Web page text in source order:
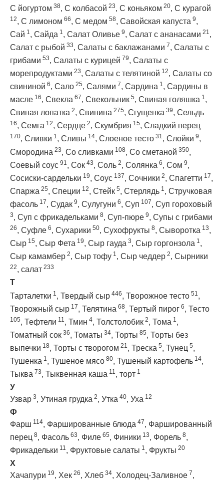
С йогуртом 38, С колбасой 23, С коньяком 20, С курагой
12, С лимоном 66, С медом 58, Савойская капуста 9,
Сай 1, Сайда 1, Салат Оливье 9, Салат с ананасами 21,
Салат с рыбой 33, Салаты с баклажанами 7, Салаты с
грибами 53, Салаты с курицей 79, Салаты с
морепродуктами 23, Салаты с телятиной 12, Салаты со
свининой 6, Сало 25, Салями 7, Сардина 1, Сардины в
масле 16, Свекла 67, Свекольник 5, Свиная голяшка 1,
Свиная лопатка 2, Свинина 275, Сгущенка 39, Сельдь
16, Семга 12, Сердце 2, Скумбрия 15, Сладкий перец
170, Сливки 1, Сливы 14, Слоеное тесто 31, Слойки 9,
Смородина 23, Со сливками 108, Со сметаной 350,
Соевый соус 91, Сок 43, Соль 2, Солянка 6, Сом 9,
Сосиски-сардельки 19, Соус 137, Сочники 2, Спагетти 17,
Спаржа 25, Специи 12, Стейк 5, Стерлядь 1, Стручковая
фасоль 17, Судак 9, Сулугуни 6, Суп 107, Суп гороховый
3, Суп с фрикадельками 8, Суп-пюре 9, Супы с грибами
26, Суфле 6, Сухарики 50, Сухофрукты 8, Сыворотка 13,
Сыр 15, Сыр Фета 19, Сыр гауда 3, Сыр горгонзола 1,
Сыр камамбер 2, Сыр тофу 1, Сыр чеддер 2, Сырники
22, салат 233
Т
Тарталетки 1, Твердый сыр 446, Творожное тесто 51,
Творожный сыр 17, Телятина 68, Тертый пирог 6, Тесто
105, Тефтели 11, Тмин 4, Толстолобик 2, Тома 1,
Томатный сок 36, Томаты 34, Торты 85, Торты без
выпечки 18, Торты с творогом 21, Треска 5, Тунец 5,
Тушенка 1, Тушеное мясо 80, Тушеный картофель 14,
Тыква 73, Тыквенная каша 11, торт 1
У
Узвар 3, Утиная грудка 2, Утка 40, Уха 12
Ф
Фарш 114, Фаршированные блюда 47, Фаршированный
перец 8, Фасоль 63, Филе 65, Финики 13, Форель 8,
Фрикадельки 11, Фруктовые салаты 1, Фрукты 20
Х
Хачапури 19, Хек 26, Хлеб 34, Холодец-Заливное 7,